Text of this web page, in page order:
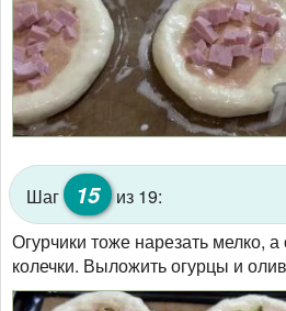
Шаг 15 из 19:
Огурчики тоже нарезать мелко,
колечки. Выложить огурцы и